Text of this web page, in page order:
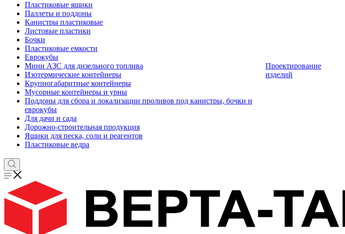
Пластиковые ящики
Паллеты и поддоны
Канистры пластиковые
Листовые пластики
Бочки
Пластиковые емкости
Еврокубы
Мини АЗС для дизельного топлива
Изотермические контейнеры
Крупногабаритные контейнеры
Мусорные контейнеры и урны
Поддоны для сбора и локализации проливов под канистры, бочки и
еврокубы
Для дачи и сада
Дорожно-строительная продукция
Ящики для песка, соли и реагентов
Пластиковые ведра
Проектирование
изделий